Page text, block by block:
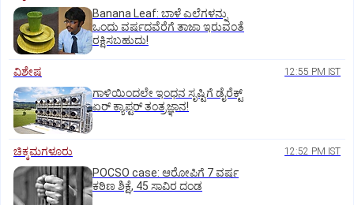
Banana Leaf: ಬಾಳೆ ಎಲೆಗಳನ್ನು
ಒಂದು ವರ್ಷದವೆರೆಗೆ ತಾಜಾ ಇರುವಂತೆ
ರಕ್ಷಿಸಬಹುದು!
ವಿಶೇಷ 12:55 PM IST
ಗಾಳಿಯಿಂದಲೇ ಇಂಧನ ಸೃಷ್ಟಿಗೆ ಡೈರೆಕ್ಟ್
ಏರ್‌ ಕ್ಯಾಪ್ಟರ್ ತಂತ್ರಜ್ಞಾನ!
ಚಿಕ್ಕಮಗಳೂರು 12:52 PM IST
POCSO case: ಆರೋಪಿಗೆ 7 ವರ್ಷ
ಕಠಿಣ ಶಿಕ್ಷೆ, 45 ಸಾವಿರ ದಂಡ